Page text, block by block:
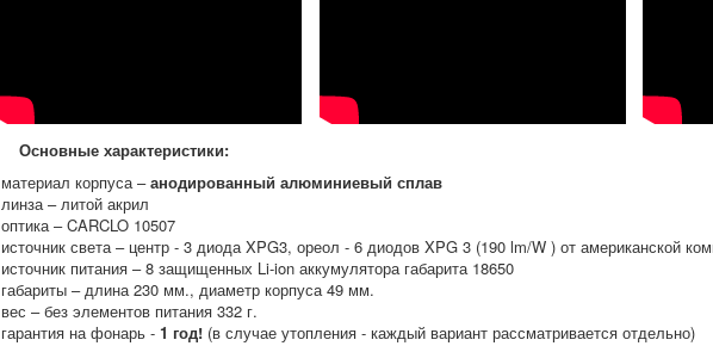
Основные характеристики:
материал корпуса –анодированный алюминиевый сплав
линза – литой акрил
оптика – CARCLO 10507
источник света – центр - 3 диода XPG3, ореол - 6 диодов XPG 3 (190 lm/W ) от американской
источник питания – 8 защищенных Li-ion аккумулятора габарита 18650
габариты – длина 230 мм., диаметр корпуса 49 мм.
вес – без элементов питания 332 г.
гарантия на фонарь -1 год! (в случае утопления - каждый вариант рассматривается отдельно)